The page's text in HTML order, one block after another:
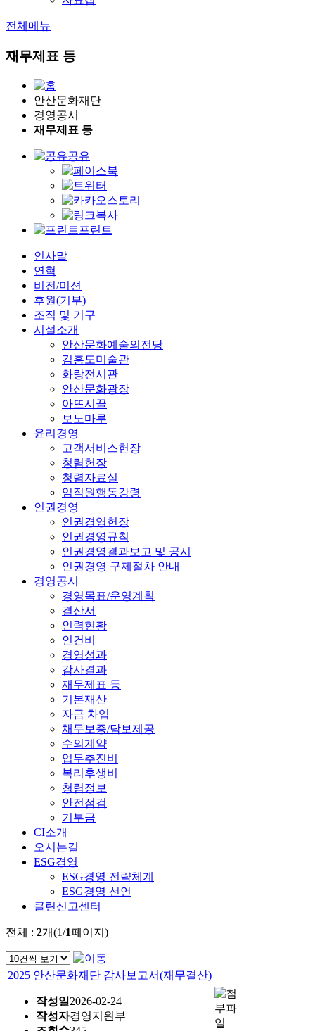
전체메뉴
재무제표 등
안산문화재단
경영공시
재무제표 등
공유
프린트
인사말
연혁
비전/미션
후원(기부)
조직 및 기구
시설소개
안산문화예술의전당
김홍도미술관
화랑전시관
안산문화광장
아뜨시끌
보노마루
윤리경영
고객서비스헌장
청렴헌장
청렴자료실
임직원행동강령
인권경영
인권경영헌장
인권경영규칙
인권경영결과보고 및 공시
인권경영 구제절차 안내
경영공시
경영목표/운영계획
결산서
인력현황
인건비
경영성과
감사결과
재무제표 등
기본재산
자금 차입
채무보증/담보제공
수의계약
업무추진비
복리후생비
청렴정보
안전점검
기부금
CI소개
오시는길
ESG경영
ESG경영 전략체계
ESG경영 선언
클린신고센터
전체 : 2개(1/1페이지)
2025 안산문화재단 감사보고서(재무결산)
작성일 2026-02-24
작성자경영지원부